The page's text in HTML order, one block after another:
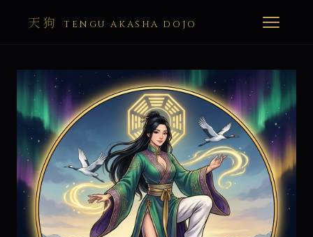
天狗 TENGU AKASHA DOJO